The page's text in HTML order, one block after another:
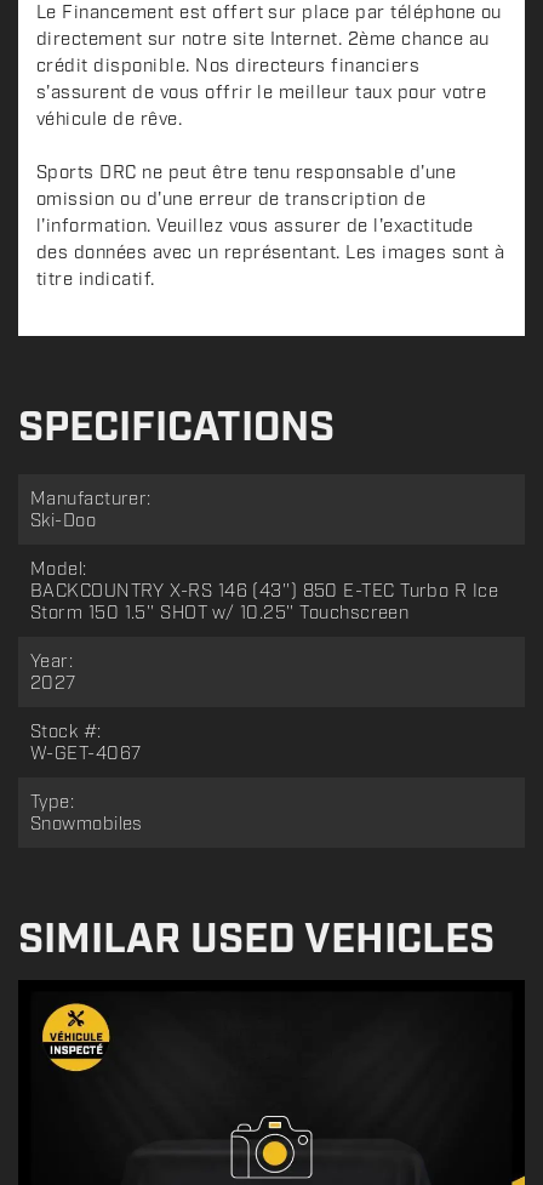
Le Financement est offert sur place par téléphone ou
directement sur notre site Internet. 2ème chance au
crédit disponible. Nos directeurs financiers
s'assurent de vous offrir le meilleur taux pour votre
véhicule de rêve.
Sports DRC ne peut être tenu responsable d'une
omission ou d'une erreur de transcription de
l'information. Veuillez vous assurer de l'exactitude
des données avec un représentant. Les images sont à
titre indicatif.
SPECIFICATIONS
Manufacturer:
Ski-Doo
Model:
BACKCOUNTRY X-RS 146 (43'') 850 E-TEC Turbo R Ice
Storm 150 1.5'' SHOT w/ 10.25'' Touchscreen
Year:
2027
Stock #:
W-GET-4067
Type:
Snowmobiles
SIMILAR USED VEHICLES